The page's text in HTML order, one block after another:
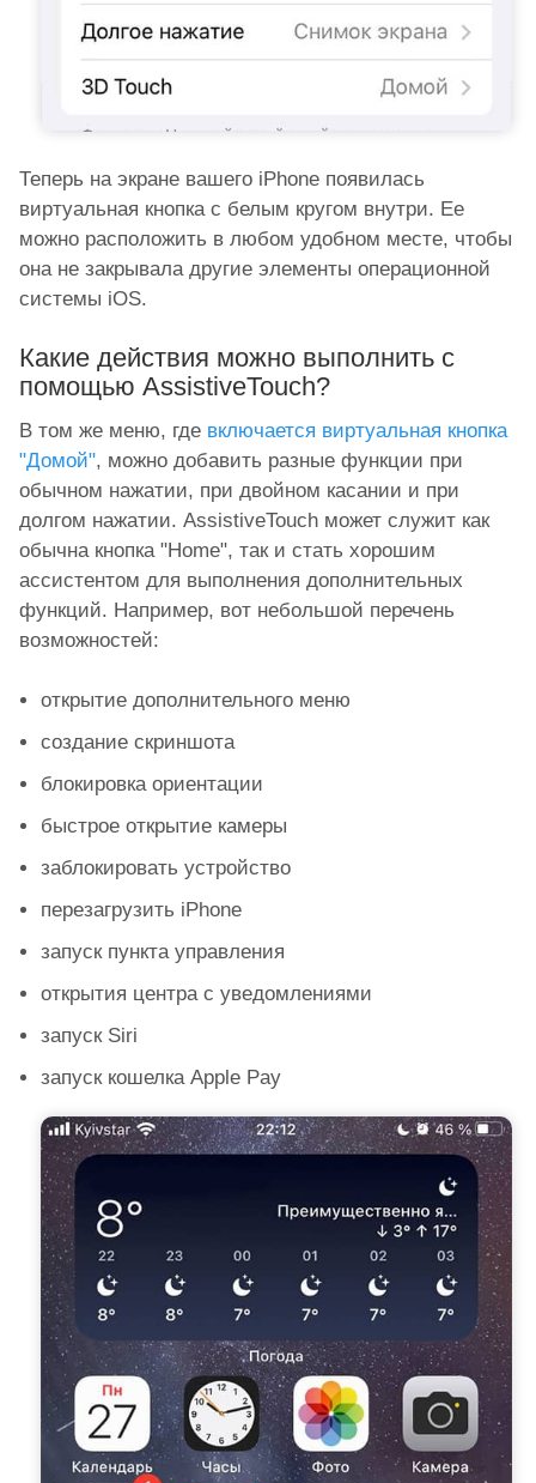
Теперь на экране вашего iPhone появилась
виртуальная кнопка с белым кругом внутри. Ее
можно расположить в любом удобном месте, чтобы
она не закрывала другие элементы операционной
системы iOS.
Какие действия можно выполнить с
помощью AssistiveTouch?
В том же меню, где включается виртуальная кнопка
"Домой", можно добавить разные функции при
обычном нажатии, при двойном касании и при
долгом нажатии. AssistiveTouch может служит как
обычна кнопка "Home", так и стать хорошим
ассистентом для выполнения дополнительных
функций. Например, вот небольшой перечень
возможностей:
открытие дополнительного меню
создание скриншота
блокировка ориентации
быстрое открытие камеры
заблокировать устройство
перезагрузить iPhone
запуск пункта управления
открытия центра с уведомлениями
запуск Siri
запуск кошелка Apple Pay